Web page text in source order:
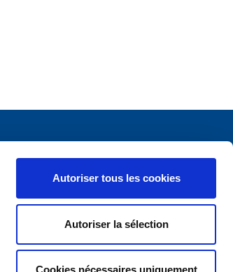
Autoriser tous les cookies
Autoriser la sélection
Cookies nécessaires uniquement
Pourquoi s'assurer chez nous ?
Demander une offre